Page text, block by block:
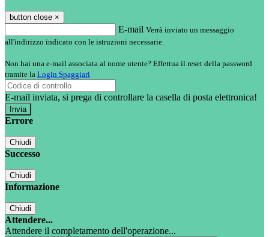
button close ×
E-mail Verrà inviato un messaggio
all'indirizzo indicato con le istruzioni necessarie.
Non hai una e-mail associata al nome utente? Effettua il reset della password
tramite la Login Spaggiari
E-mail inviata, si prega di controllare la casella di posta elettronica!
Errore
Chiudi
Successo
Chiudi
Informazione
Chiudi
Attendere...
Attendere il completamento dell'operazione...